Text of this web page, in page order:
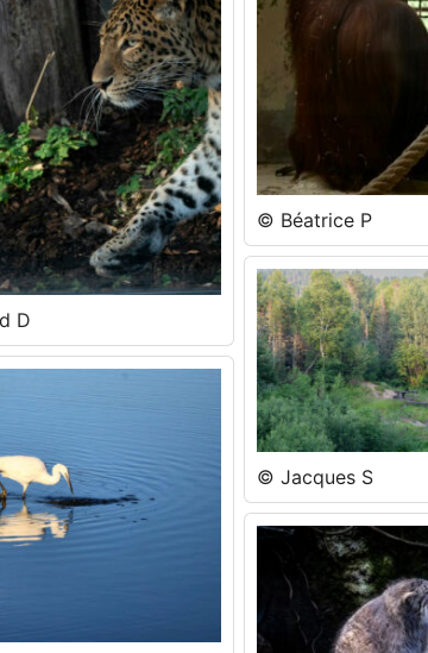
© Béatrice P
D
© Jacques S